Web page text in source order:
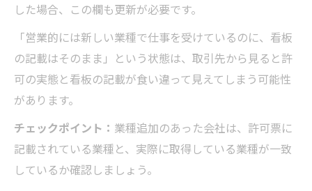
した場合、この欄も更新が必要です。
「営業的には新しい業種で仕事を受けているのに、看板
の記載はそのまま」という状態は、取引先から見ると許
可の実態と看板の記載が食い違って見えてしまう可能性
があります。
チェックポイント： 業種追加のあった会社は、許可票に
記載されている業種と、実際に取得している業種が一致
しているか確認しましょう。